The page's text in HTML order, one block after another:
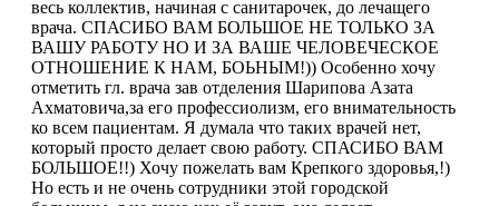
весь коллектив, начиная с санитарочек, до лечащего
врача. СПАСИБО ВАМ БОЛЬШОЕ НЕ ТОЛЬКО ЗА
ВАШУ РАБОТУ НО И ЗА ВАШЕ ЧЕЛОВЕЧЕСКОЕ
ОТНОШЕНИЕ К НАМ, БОЬНЫМ!)) Особенно хочу
отметить гл. врача зав отделения Шарипова Азата
Ахматовича,за его профессиолизм, его внимательность
ко всем пациентам. Я думала что таких врачей нет,
который просто делает свою работу. СПАСИБО ВАМ
БОЛЬШОЕ!!) Хочу пожелать вам Крепкого здоровья,!)
Но есть и не очень сотрудники этой городской